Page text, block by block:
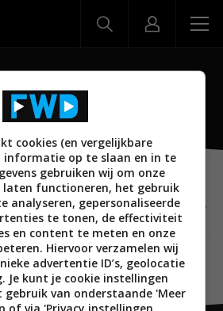
Oppo A60
ANDROID
SMARTPHONES
2024
drie nieuwe smartphones in A-serie
cookies (en vergelijkbare
informatie op te slaan en in te
gebruiken wij om onze
laten functioneren, het gebruik
analyseren, gepersonaliseerde
te tonen, de effectiviteit
en content te meten en onze
Hiervoor verzamelen wij
advertentie ID’s, geolocatie
Je kunt je cookie instellingen
van onderstaande 'Meer
of via 'Privacy instellingen